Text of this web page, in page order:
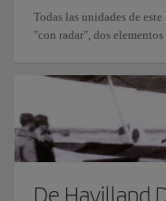
Todas las unidades de
"con radar", dos
De Havilland